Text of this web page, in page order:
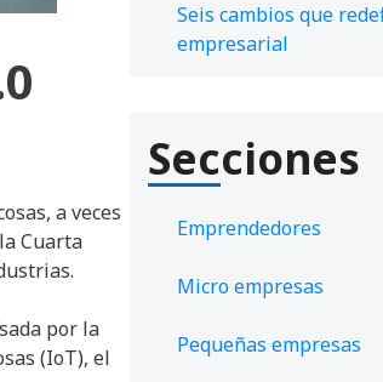
a veces
Cuarta
por la
(IoT), el
Seis cambios que
empresarial
Secciones
Emprendedores
Micro empresas
Pequeñas empresas